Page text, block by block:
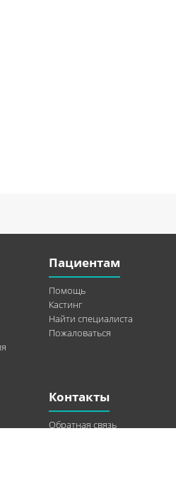
Пациентам
Помощь
Кастинг
Найти специалиста
Пожаловаться
Контакты
Обратная связь